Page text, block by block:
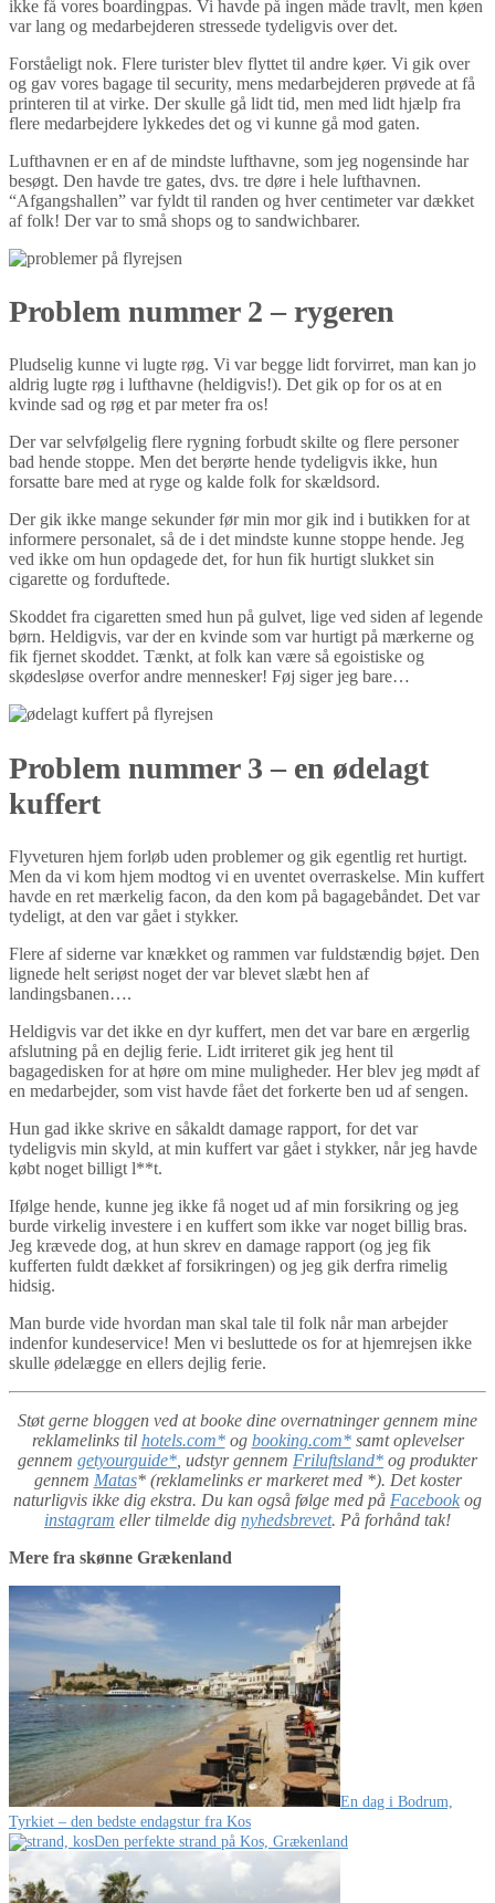
ikke få vores boardingpas. Vi havde på ingen måde travlt, men køen
var lang og medarbejderen stressede tydeligvis over det.
Forståeligt nok. Flere turister blev flyttet til andre køer. Vi gik over
og gav vores bagage til security, mens medarbejderen prøvede at få
printeren til at virke. Der skulle gå lidt tid, men med lidt hjælp fra
flere medarbejdere lykkedes det og vi kunne gå mod gaten.
Lufthavnen er en af de mindste lufthavne, som jeg nogensinde har
besøgt. Den havde tre gates, dvs. tre døre i hele lufthavnen.
“Afgangshallen” var fyldt til randen og hver centimeter var dækket
af folk! Der var to små shops og to sandwichbarer.
Problem nummer 2 – rygeren
Pludselig kunne vi lugte røg. Vi var begge lidt forvirret, man kan jo
aldrig lugte røg i lufthavne (heldigvis!). Det gik op for os at en
kvinde sad og røg et par meter fra os!
Der var selvfølgelig flere rygning forbudt skilte og flere personer
bad hende stoppe. Men det berørte hende tydeligvis ikke, hun
forsatte bare med at ryge og kalde folk for skældsord.
Der gik ikke mange sekunder før min mor gik ind i butikken for at
informere personalet, så de i det mindste kunne stoppe hende. Jeg
ved ikke om hun opdagede det, for hun fik hurtigt slukket sin
cigarette og forduftede.
Skoddet fra cigaretten smed hun på gulvet, lige ved siden af legende
børn. Heldigvis, var der en kvinde som var hurtigt på mærkerne og
fik fjernet skoddet. Tænkt, at folk kan være så egoistiske og
skødesløse overfor andre mennesker! Føj siger jeg bare…
Problem nummer 3 – en ødelagt
kuffert
Flyveturen hjem forløb uden problemer og gik egentlig ret hurtigt.
Men da vi kom hjem modtog vi en uventet overraskelse. Min kuffert
havde en ret mærkelig facon, da den kom på bagagebåndet. Det var
tydeligt, at den var gået i stykker.
Flere af siderne var knækket og rammen var fuldstændig bøjet. Den
lignede helt seriøst noget der var blevet slæbt hen af
landingsbanen….
Heldigvis var det ikke en dyr kuffert, men det var bare en ærgerlig
afslutning på en dejlig ferie. Lidt irriteret gik jeg hent til
bagagedisken for at høre om mine muligheder. Her blev jeg mødt af
en medarbejder, som vist havde fået det forkerte ben ud af sengen.
Hun gad ikke skrive en såkaldt damage rapport, for det var
tydeligvis min skyld, at min kuffert var gået i stykker, når jeg havde
købt noget billigt l**t.
Ifølge hende, kunne jeg ikke få noget ud af min forsikring og jeg
burde virkelig investere i en kuffert som ikke var noget billig bras.
Jeg krævede dog, at hun skrev en damage rapport (og jeg fik
kufferten fuldt dækket af forsikringen) og jeg gik derfra rimelig
hidsig.
Man burde vide hvordan man skal tale til folk når man arbejder
indenfor kundeservice! Men vi besluttede os for at hjemrejsen ikke
skulle ødelægge en ellers dejlig ferie.
Støt gerne bloggen ved at booke dine overnatninger gennem mine
reklamelinks til hotels.com*og booking.com*samt oplevelser
gennem getyourguide* , udstyr gennem Friluftsland* og produkter
gennem Matas* (reklamelinks er markeret med *). Det koster
naturligvis ikke dig ekstra. Du kan også følge med på Facebook og
instagram eller tilmelde dig nyhedsbrevet. På forhånd tak!
Mere fra skønne Grækenland
En dag i Bodrum,
Tyrkiet – den bedste endagstur fra Kos
Den perfekte strand på Kos, Grækenland